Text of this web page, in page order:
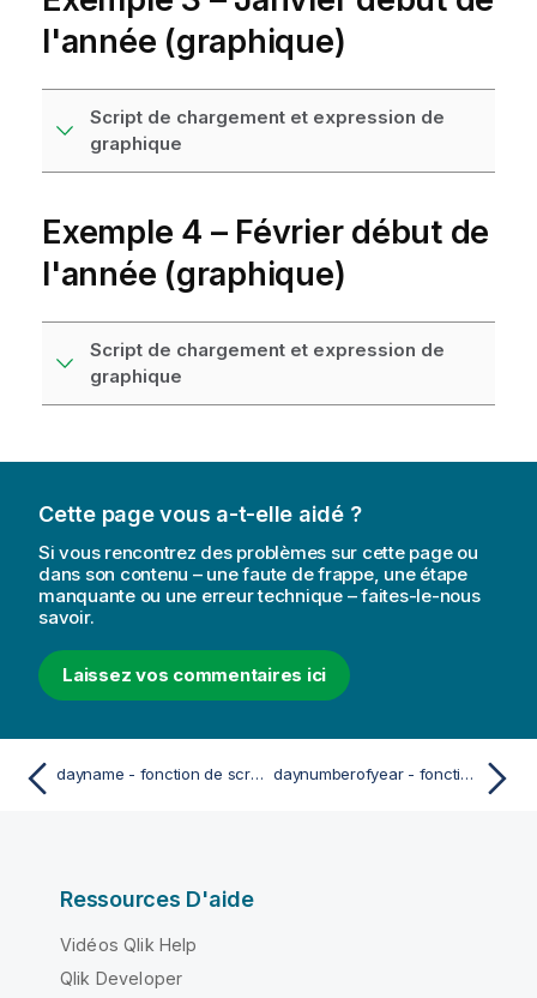
l'année (graphique)
Script de chargement et expression de
graphique
Exemple 4 – Février début de
l'année (graphique)
Script de chargement et expression de
graphique
Cette page vous a-t-elle aidé ?
Si vous rencontrez des problèmes sur cette page ou
dans son contenu – une faute de frappe, une étape
manquante ou une erreur technique – faites-le-nous
savoir.
Laissez vos commentaires ici
dayname - fonction de script et fonction de graphique daynumberofyear - fonction de script et fonction de graphique
Ressources D'aide
Vidéos Qlik Help
Qlik Developer